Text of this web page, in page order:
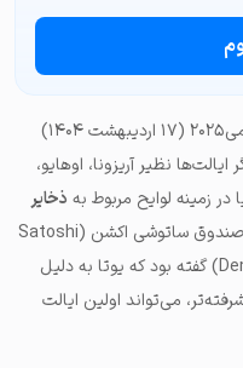
لایحه ذکر شده در صورت تصویب از هفتم می‌۲۰۲۵ (۱۷ اردیبهشت ۱۴۰۴)
نظیر آریزونا، اوهایو،
در زمینه لوایح مربوط به ذخایر
صندوق ساتوشی اکشن (Satoshi
(Dennis Porter) گفته بود که یوتا به دلیل
می‌تواند اولین ایالت